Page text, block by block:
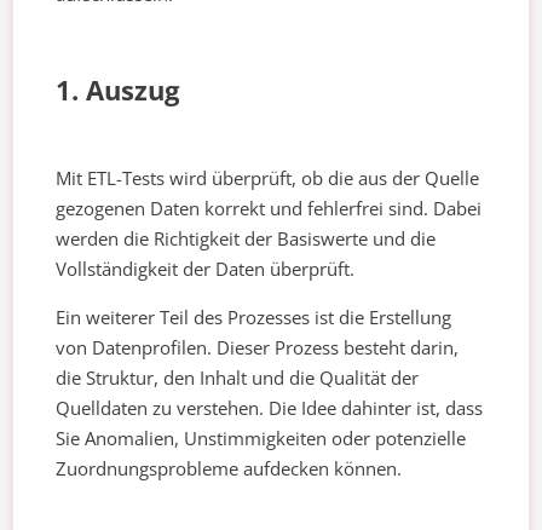
1. Auszug
Mit ETL-Tests wird überprüft, ob die aus der Quelle
gezogenen Daten korrekt und fehlerfrei sind. Dabei
werden die Richtigkeit der Basiswerte und die
Vollständigkeit der Daten überprüft.
Ein weiterer Teil des Prozesses ist die Erstellung
von Datenprofilen. Dieser Prozess besteht darin,
die Struktur, den Inhalt und die Qualität der
Quelldaten zu verstehen. Die Idee dahinter ist, dass
Sie Anomalien, Unstimmigkeiten oder potenzielle
Zuordnungsprobleme aufdecken können.